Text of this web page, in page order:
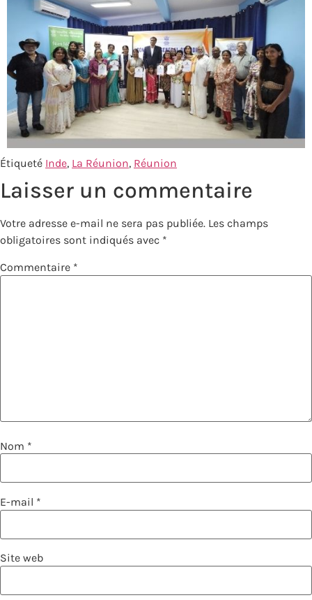
Étiqueté Inde, La Réunion, Réunion
Laisser un commentaire
Votre adresse e-mail ne sera pas publiée. Les champs
obligatoires sont indiqués avec *
Commentaire *
Nom *
E-mail *
Site web